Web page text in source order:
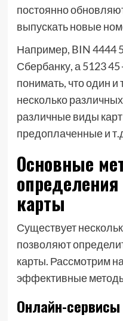
постоянно
выпускать новые
Например, BIN 4444
Сбербанку, а 5123
понимать, что один и
несколько
различные виды
предоплаченные и
Основные
карты
Существует
позволяют
карты. Рассмотрим
эффективные
Онлайн-сервисы